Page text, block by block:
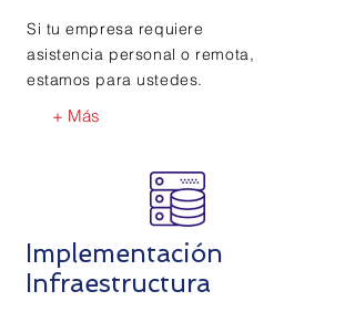
Si tu empresa requiere
asistencia personal o remota,
estamos para ustedes.
+ Más
Implementación
Infraestructura